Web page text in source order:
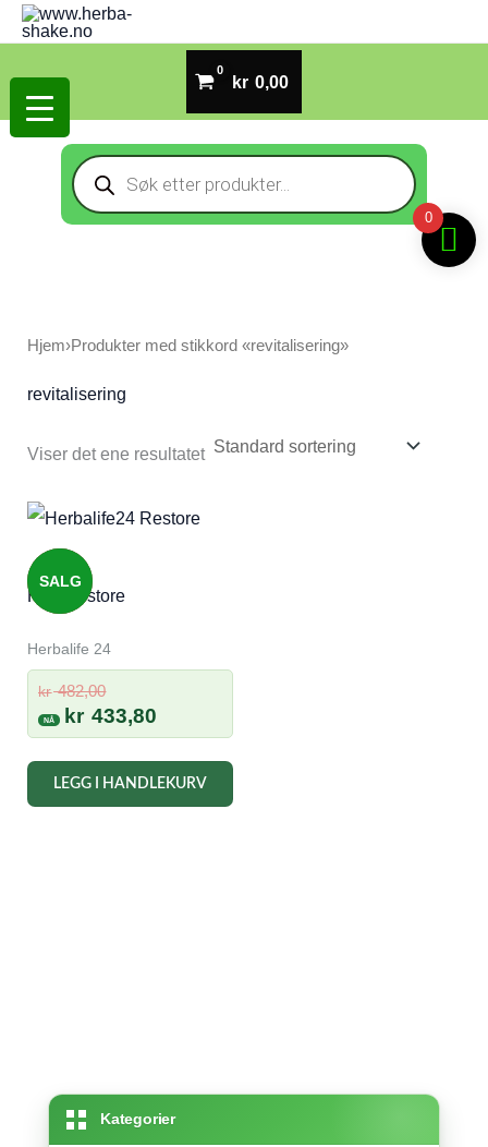
Hopp
rett
til
innholdet
kr 0,00
Products
search
Kategorier
Hjem›Produkter med stikkord «revitalisering»
revitalisering
Viser det ene resultatet
SALG
H24 Restore
Herbalife 24
kr482,00Opprinnelig
pris
var:
kr 482,00.
kr 433,80
pris
er:
kr 433,80.
LEGG I HANDLEKURV
0